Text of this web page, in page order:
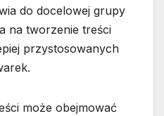
do docelowej grupy
na tworzenie treści
przystosowanych
może obejmować